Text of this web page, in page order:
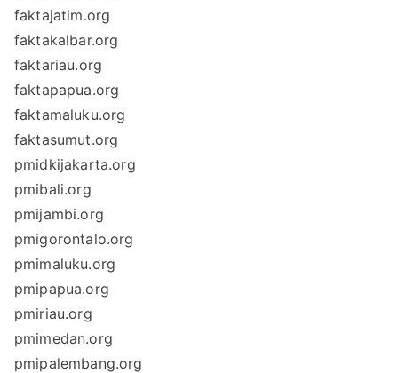
faktajatim.org
faktakalbar.org
faktariau.org
faktapapua.org
faktamaluku.org
faktasumut.org
pmidkijakarta.org
pmibali.org
pmijambi.org
pmigorontalo.org
pmimaluku.org
pmipapua.org
pmiriau.org
pmimedan.org
pmipalembang.org